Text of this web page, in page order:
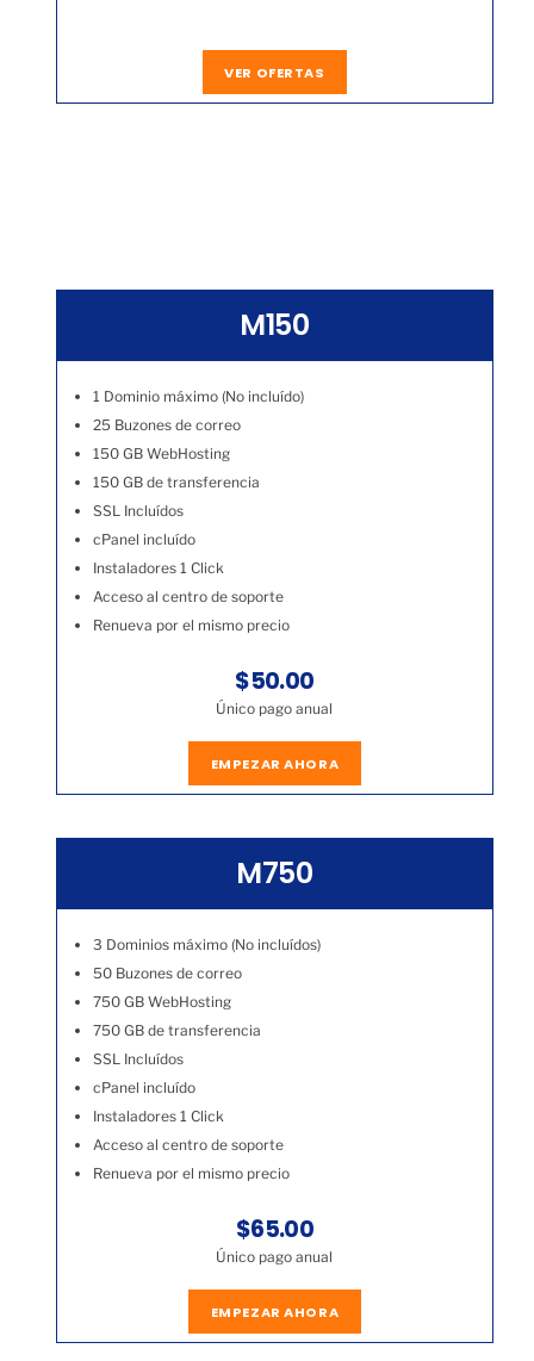
VER OFERTAS
M150
1 Dominio máximo (No incluído)
25 Buzones de correo
150 GB WebHosting
150 GB de transferencia
SSL Incluídos
cPanel incluído
Instaladores 1 Click
Acceso al centro de soporte
Renueva por el mismo precio
$50.00
Único pago anual
EMPEZAR AHORA
M750
3 Dominios máximo (No incluídos)
50 Buzones de correo
750 GB WebHosting
750 GB de transferencia
SSL Incluídos
cPanel incluído
Instaladores 1 Click
Acceso al centro de soporte
Renueva por el mismo precio
$65.00
Único pago anual
EMPEZAR AHORA